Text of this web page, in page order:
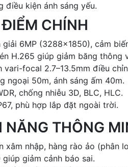
điều kiện ánh sáng yếu.
CHÍNH
6MP (3288×1850), cảm
H.265 giúp giảm băng thông
vari-focal 2.7–13.5mm điều
ngoại 50m, ánh sáng ấm 40m.
chống nhiễu 3D, BLC, HLC.
phù hợp lắp đặt ngoài trời.
NĂNG THÔNG
xâm nhập, hàng rào ảo (phân
giúp giảm cảnh báo sai.